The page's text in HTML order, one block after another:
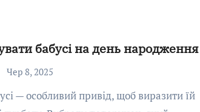
бабусі на день народження
Чер 8, 2025